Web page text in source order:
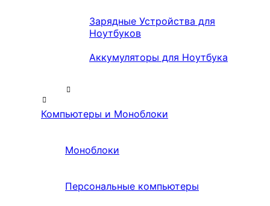
Зарядные Устройства для
Ноутбуков
Аккумуляторы для Ноутбука
Компьютеры и Моноблоки
Моноблоки
Персональные компьютеры